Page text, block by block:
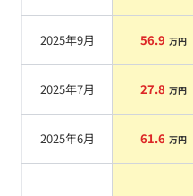
2025年9月 56.9 万円
2025年7月 27.8 万円
2025年6月 61.6 万円